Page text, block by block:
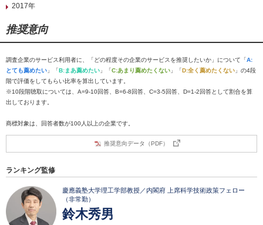
2017年
推奨意向
調査企業のサービス利用者に、「どの程度その企業のサービスを推奨したいか」について「A:
とても薦めたい 」「B:まあ薦めたい 」「C:あまり薦めたくない 」「D:全く薦めたくない 」の4段
階で評価をしてもらい比率を算出しています。
※10段階聴取については、A=9-10回答、B=6-8回答、C=3-5回答、D=1-2回答として割合を算
出しております。
商標対象は、回答者数が100人以上の企業です。
推奨意向データ（PDF）
ランキング監修
慶應義塾大学理工学部教授／内閣府 上席科学技術政策フェロー
（非常勤）
鈴木秀男